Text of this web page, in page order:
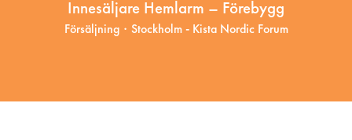
Innesäljare Hemlarm – Förebygg
Försäljning · Stockholm - Kista Nordic Forum